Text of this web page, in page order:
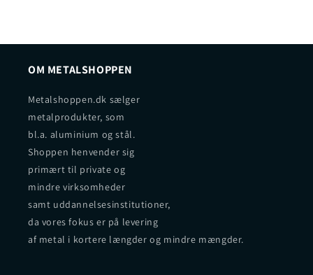
OM METALSHOPPEN
Metalshoppen.dk sælger
metalprodukter, som
bl.a. aluminium og stål.
Shoppen henvender sig
primært til private og
mindre virksomheder
samt uddannelsesinstitutioner,
da vores fokus er på levering
af metal i kortere længder og mindre mængder.